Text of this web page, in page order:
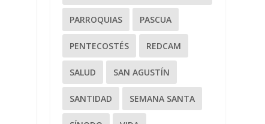
PARROQUIAS PASCUA
PENTECOSTÉS REDCAM
SALUD SAN AGUSTÍN
SANTIDAD SEMANA SANTA